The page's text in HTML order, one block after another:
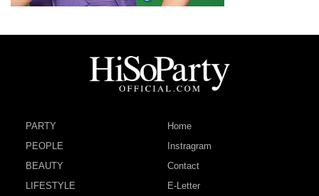
PARTY
PEOPLE
BEAUTY
LIFESTYLE
Home
Instragram
Contact
E-Letter